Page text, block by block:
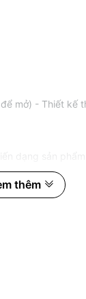
mở) - Thiết
thêm